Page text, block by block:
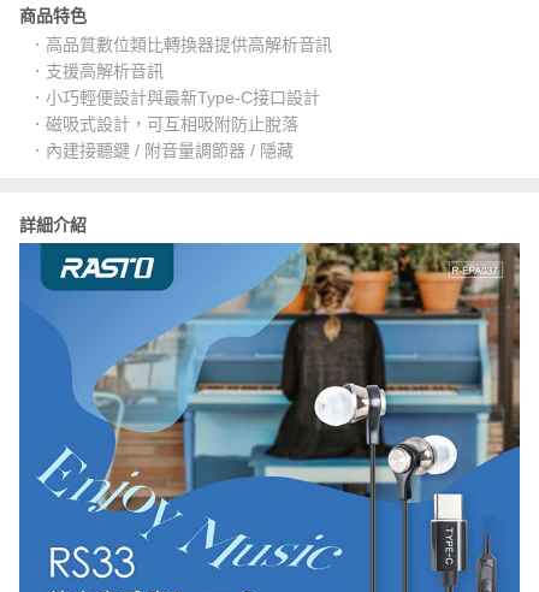
商品特色
．高品質數位類比轉換器提供高解析音訊
．支援高解析音訊
．小巧輕便設計與最新Type-C接口設計
．磁吸式設計，可互相吸附防止脫落
．內建接聽鍵 / 附音量調節器 / 隱藏
詳細介紹